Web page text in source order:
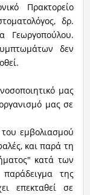
Πρακτορείο
δρ.
Γεωργοπούλου.
δεν
μας
μας σε
εμβολιασμού
και παρά τη
κατά των
της
επεκταθεί σε